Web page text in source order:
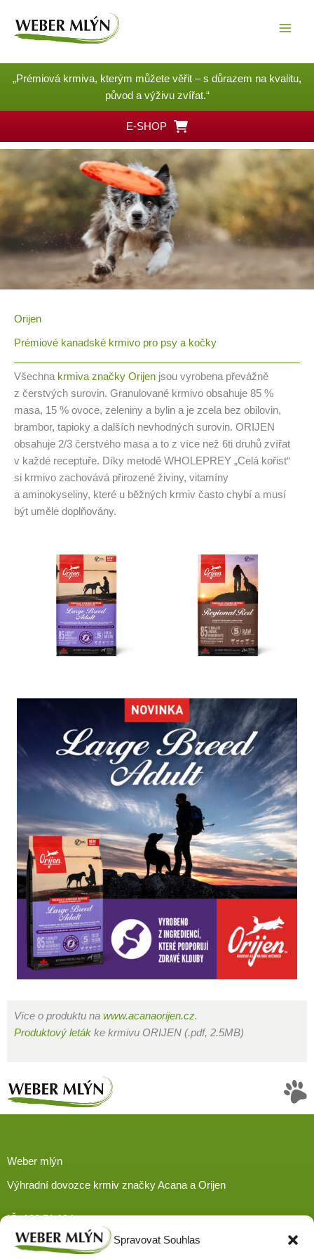
Spravovat Souhlas
obsah
„Prémiová krmiva, kterým můžete věřit – s důrazem na kvalitu,
původ a výživu zvířat.“
E-SHOP
Orijen
Prémiové kanadské krmivo pro psy a kočky
Všechna krmiva značky Orijen jsou vyrobena převážně
z čerstvých surovin. Granulované krmivo obsahuje 85 %
masa, 15 % ovoce, zeleniny a bylin a je zcela bez obilovin,
brambor, tapioky a dalších nevhodných surovin. ORIJEN
obsahuje 2/3 čerstvého masa a to z více než 6ti druhů zvířat
v každé receptuře. Díky metodě WHOLEPREY „Celá kořist“
si krmivo zachovává přirozené živiny, vitamíny
a aminokyseliny, které u běžných krmiv často chybí a musí
být uměle doplňovány.
Více o produktu na www.acanaorijen.cz.
Produktový leták ke krmivu ORIJEN (.pdf, 2.5MB)
Weber mlýn
Výhradní dovozce krmiv značky Acana a Orijen
IČ: 132 51 104
tel:+420 311 512 568
e-mail:objednavky@acana.cz